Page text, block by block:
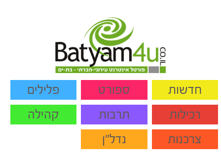
חדשות ספורט
פלילים
רכילות
תרבות
קהילה
צרכנות
נדל"ן